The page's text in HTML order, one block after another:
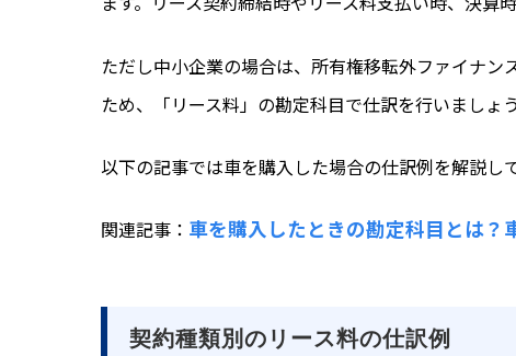
ただし中小企業の場合は、所有権移転外ファイナ
ため、「リース料」の勘定科目で仕訳を行いましょう
以下の記事では車を購入した場合の仕訳例を解説し
関連記事： 車を購入したときの勘定科目とは？
契約種類別のリース料の仕訳例